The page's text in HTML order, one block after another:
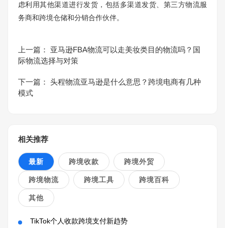
虑利用其他渠道进行发货，包括多渠道发货、第三方物流服
务商和跨境仓储和分销合作伙伴。
上一篇：
亚马逊FBA物流可以走美妆类目的物流吗？国
际物流选择与对策
下一篇： 头程物流亚马逊是什么意思？跨境电商有几种
模式
相关推荐
最新 跨境收款 跨境外贸
跨境物流 跨境工具 跨境百科
其他
TikTok个人收款跨境支付新趋势